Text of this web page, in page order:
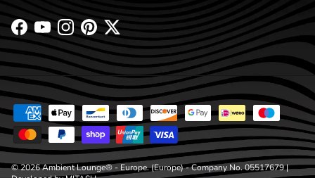
Facebook
YouTubeInstagram
PinterestTwitter
© 2026Ambient Lounge® - Europe. (Europe) - Company No. 05517679 |